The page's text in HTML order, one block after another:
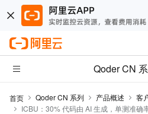
Qoder CN
首页 Qoder CN 系列 产品概述
客
ICBU：30% 代码由 AI 生成，单测准确